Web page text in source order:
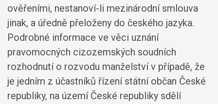
ověřeními, nestanoví-li mezinárodní smlouva
jinak, a úředně přeloženy do českého jazyka.
Podrobné informace ve věci uznání
pravomocných cizozemských soudních
rozhodnutí o rozvodu manželství v případě, že
je jedním z účastníků řízení státní občan České
republiky, na území České republiky sdělí